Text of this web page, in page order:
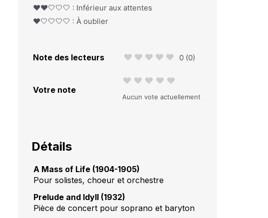
❤️❤️🤍🤍🤍 : Inférieur aux attentes
❤️🤍🤍🤍🤍 : À oublier
Note des lecteurs 0 (0)
Votre note
Aucun vote actuellement
Détails
A Mass of Life (1904-1905)
Pour solistes, choeur et orchestre
Prelude and Idyll (1932)
Pièce de concert pour soprano et baryton